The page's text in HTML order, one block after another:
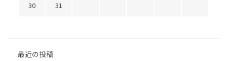
30
31
最近の投稿